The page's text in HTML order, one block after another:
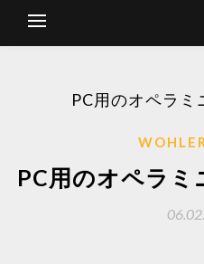
PC用のオペラミ
PC用のオペラミ